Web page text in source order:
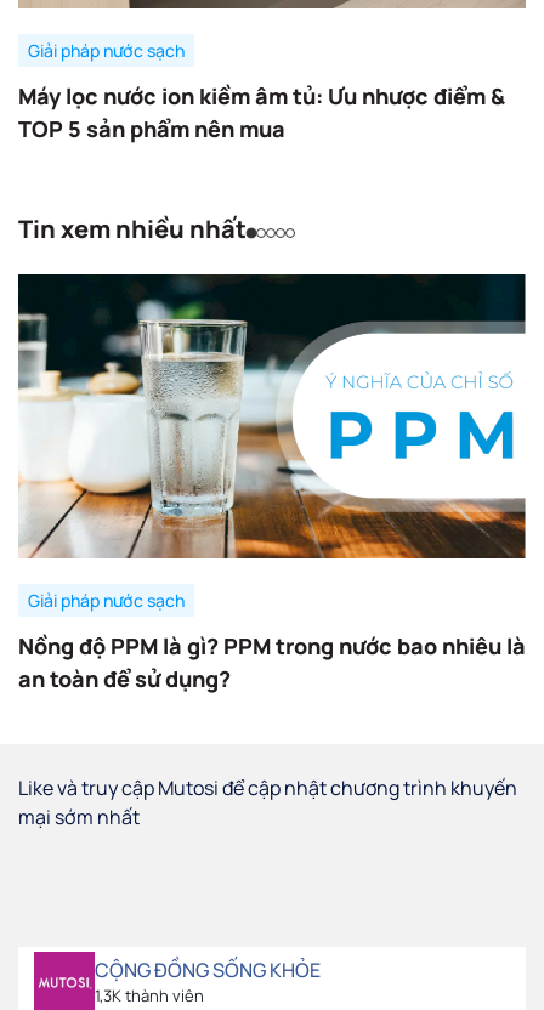
Giải pháp nước sạch
Máy lọc nước ion kiềm âm tủ: Ưu nhược điểm &
TOP 5 sản phẩm nên mua
Tin xem nhiều nhất
Giải pháp nước sạch
Nồng độ PPM là gì? PPM trong nước bao nhiêu là
an toàn để sử dụng?
Like và truy cập Mutosi để cập nhật chương trình khuyến
mại sớm nhất
CỘNG ĐỒNG SỐNG KHỎE
1,3K thành viên